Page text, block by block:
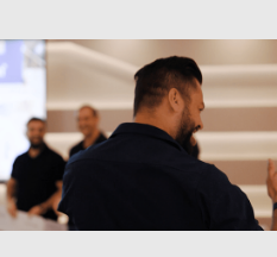
Dorata
Empreendimentos -
Coquetel Seasons